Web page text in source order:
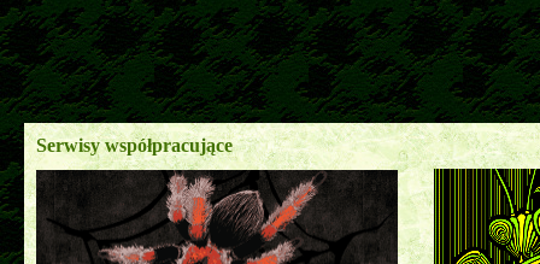
Serwisy współpracujące